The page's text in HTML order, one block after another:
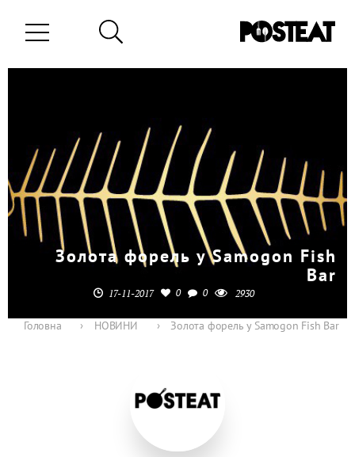
Золота форель у Samogon Fish
Bar
17-11-2017 0 0 2930
Головна › НОВИНИ › Золота форель у Samogon Fish Bar